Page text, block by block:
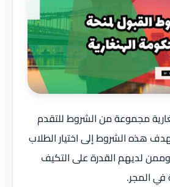
مجموعة من الشروط للتقدم
هذه الشروط إلى اختيار الطلاب
وممن لديهم القدرة على التكيف
في المجر.